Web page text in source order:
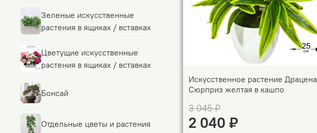
Искусственное растение Драцена
Сюрприз желтая в кашпо
3 045 ₽
2 040 ₽
Зеленые искусственные
растения в ящиках / вставках
Цветущие искусственные
растения в ящиках / вставках
Бонсай
Отдельные цветы и растения